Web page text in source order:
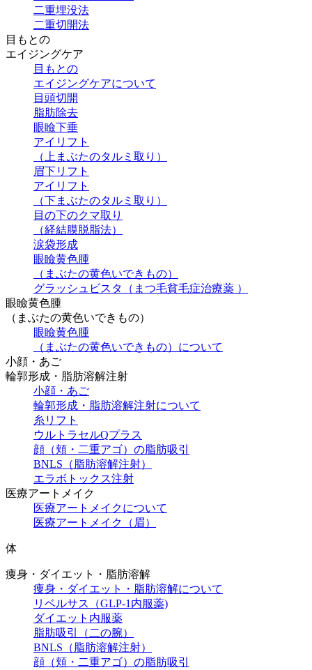
二重埋没法
二重切開法
目もとの
エイジングケア
目もとの
エイジングケアについて
目頭切開
脂肪除去
眼瞼下垂
アイリフト
（上まぶたのタルミ取り）
眉下リフト
アイリフト
（下まぶたのタルミ取り）
目の下のクマ取り
（経結膜脱脂法）
涙袋形成
眼瞼黄色腫
（まぶたの黄色いできもの）
グラッシュビスタ（まつ毛貧毛症治療薬 ）
眼瞼黄色腫
（まぶたの黄色いできもの）
眼瞼黄色腫
（まぶたの黄色いできもの）について
小顔・あご
輪郭形成・脂肪溶解注射
小顔・あご
輪郭形成・脂肪溶解注射について
糸リフト
ウルトラセルQプラス
顔（頬・二重アゴ）の脂肪吸引
BNLS（脂肪溶解注射）
エラボトックス注射
医療アートメイク
医療アートメイクについて
医療アートメイク（眉）
体
痩身・ダイエット・脂肪溶解
痩身・ダイエット・脂肪溶解について
リベルサス（GLP-1内服薬)
ダイエット内服薬
脂肪吸引（二の腕）
BNLS（脂肪溶解注射）
顔（頬・二重アゴ）の脂肪吸引